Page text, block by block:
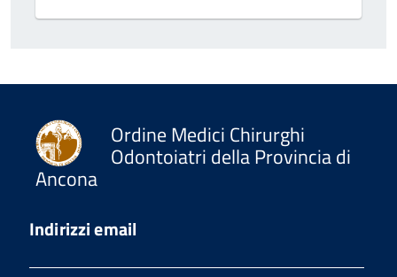
Ordine Medici Chirurghi
Odontoiatri della Provincia di
Ancona
Indirizzi email